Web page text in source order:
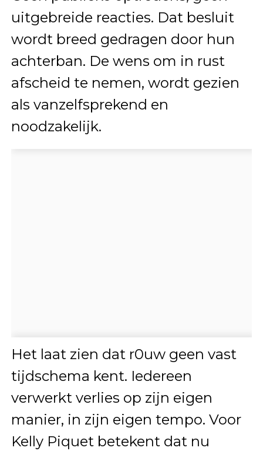
uitgebreide reacties. Dat besluit
wordt breed gedragen door hun
achterban. De wens om in rust
afscheid te nemen, wordt gezien
als vanzelfsprekend en
noodzakelijk.
Het laat zien dat r0uw geen vast
tijdschema kent. Iedereen
verwerkt verlies op zijn eigen
manier, in zijn eigen tempo. Voor
Kelly Piquet betekent dat nu